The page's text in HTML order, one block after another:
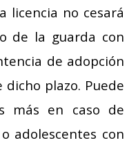
licencia no cesará
de la guarda con
de adopción
plazo. Puede
más en caso de
adolescentes con